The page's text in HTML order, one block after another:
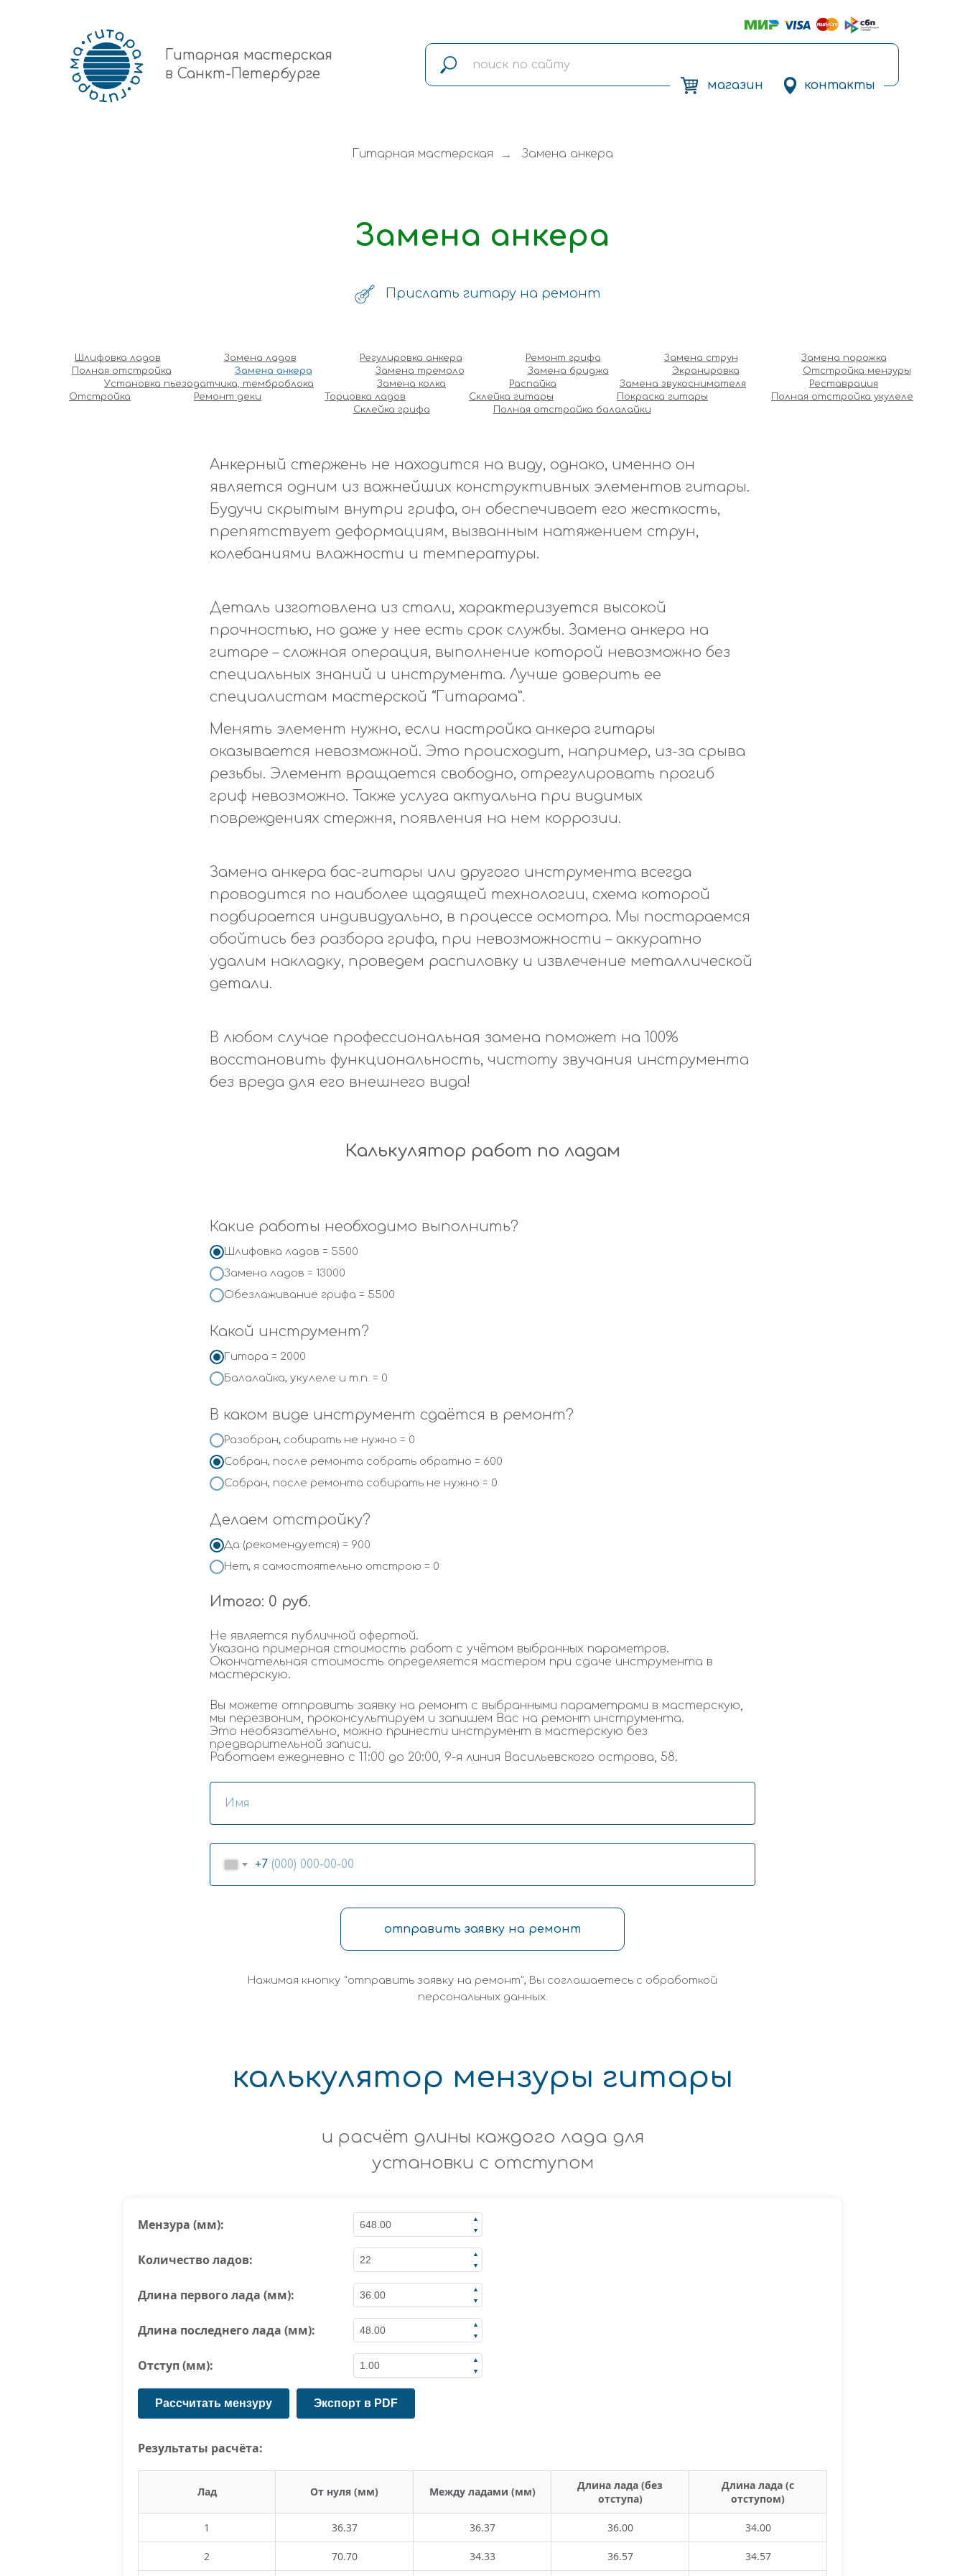
Гитарная мастерская
в Санкт-Петербурге
контакты
магазин
Гитарная мастерская → Замена анкера
Замена анкера
Прислать гитару на ремонт
Шлифовка ладов Замена ладов Регулировка анкера Ремонт грифа Замена струн
Замена порожка
Полная отстройка
Замена анкера Замена тремоло Замена бриджа Экранировка
Отстройка мензуры
Установка пьезодатчика, темброблока
Замена колка Распайка Замена звукоснимателя
Реставрация
Отстройка
Ремонт деки Торцовка ладов Склейка гитары Покраска гитары
Полная отстройка укулеле
Склейка грифа
Полная отстройка балалайки
Анкерный стержень не находится на виду, однако, именно он
является одним из важнейших конструктивных элементов гитары.
Будучи скрытым внутри грифа, он обеспечивает его жесткость,
препятствует деформациям, вызванным натяжением струн,
колебаниями влажности и температуры.
Деталь изготовлена из стали, характеризуется высокой
прочностью, но даже у нее есть срок службы. Замена анкера на
гитаре – сложная операция, выполнение которой невозможно без
специальных знаний и инструмента. Лучше доверить ее
специалистам мастерской “Гитарама”.
Менять элемент нужно, если настройка анкера гитары
оказывается невозможной. Это происходит, например, из-за срыва
резьбы. Элемент вращается свободно, отрегулировать прогиб
гриф невозможно. Также услуга актуальна при видимых
повреждениях стержня, появления на нем коррозии.
Замена анкера бас-гитары или другого инструмента всегда
проводится по наиболее щадящей технологии, схема которой
подбирается индивидуально, в процессе осмотра. Мы постараемся
обойтись без разбора грифа, при невозможности – аккуратно
удалим накладку, проведем распиловку и извлечение металлической
детали.
В любом случае профессиональная замена поможет на 100%
восстановить функциональность, чистоту звучания инструмента
без вреда для его внешнего вида!
Калькулятор работ по ладам
Какие работы необходимо выполнить?
Шлифовка ладов = 5500
Замена ладов = 13000
Обезлаживание грифа = 5500
Какой инструмент?
Гитара = 2000
Балалайка, укулеле и т.п. = 0
В каком виде инструмент сдаётся в ремонт?
Разобран, собирать не нужно = 0
Собран, после ремонта собрать обратно = 600
Собран, после ремонта собирать не нужно = 0
Делаем отстройку?
Да (рекомендуется) = 900
Нет, я самостоятельно отстрою = 0
Итого: 0 руб.
Не является публичной офертой.
Указана примерная стоимость работ с учётом выбранных параметров.
Окончательная стоимость определяется мастером при сдаче инструмента в
мастерскую.
Вы можете отправить заявку на ремонт с выбранными параметрами в мастерскую,
мы перезвоним, проконсультируем и запишем Вас на ремонт инструмента.
Это необязательно, можно принести инструмент в мастерскую без
предварительной записи.
Работаем ежедневно с 11:00 до 20:00, 9-я линия Васильевского острова, 58.
+7
отправить заявку на ремонт
Нажимая кнопку "отправить заявку на ремонт", Вы соглашаетесь с обработкой
персональных данных.
калькулятор мензуры гитары
и расчёт длины каждого лада для
установки с отступом
Мензура (мм):
▲
▼
Количество ладов:
▲
▼
Длина первого лада (мм):
▲
▼
Длина последнего лада (мм):
▲
▼
Отступ (мм):
▲
▼
Рассчитать мензуру Экспорт в PDF
Результаты расчёта:
Лад От нуля (мм) Между ладами (мм)
Длина лада (без
отступа)
Длина лада (с
отступом)
1 36.37 36.37 36.00 34.00
2 70.70 34.33 36.57 34.57